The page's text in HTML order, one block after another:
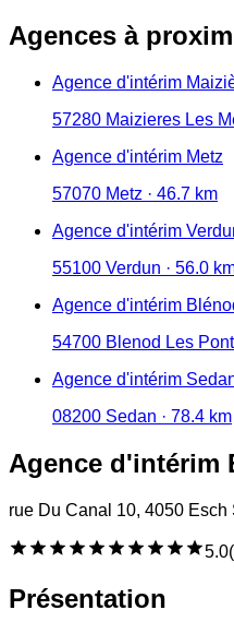
Agences à
Agence d'intérim
57280 Maizieres Les
Agence d'intérim Metz
57070 Metz · 46.7 km
Agence d'intérim
55100 Verdun · 56.0
Agence d'intérim
54700 Blenod Les
Agence d'intérim
08200 Sedan · 78.4 km
Agence d'intérim
rue Du Canal 10, 4050 Esch
5.0(
Présentation